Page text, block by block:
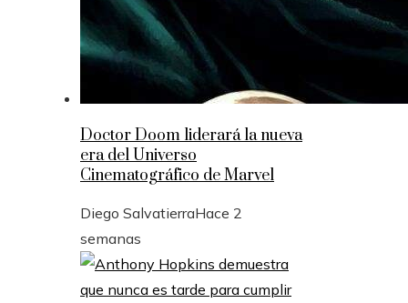
Doctor Doom liderará la nueva
era del Universo
Cinematográfico de Marvel
Diego SalvatierraHace 2
semanas